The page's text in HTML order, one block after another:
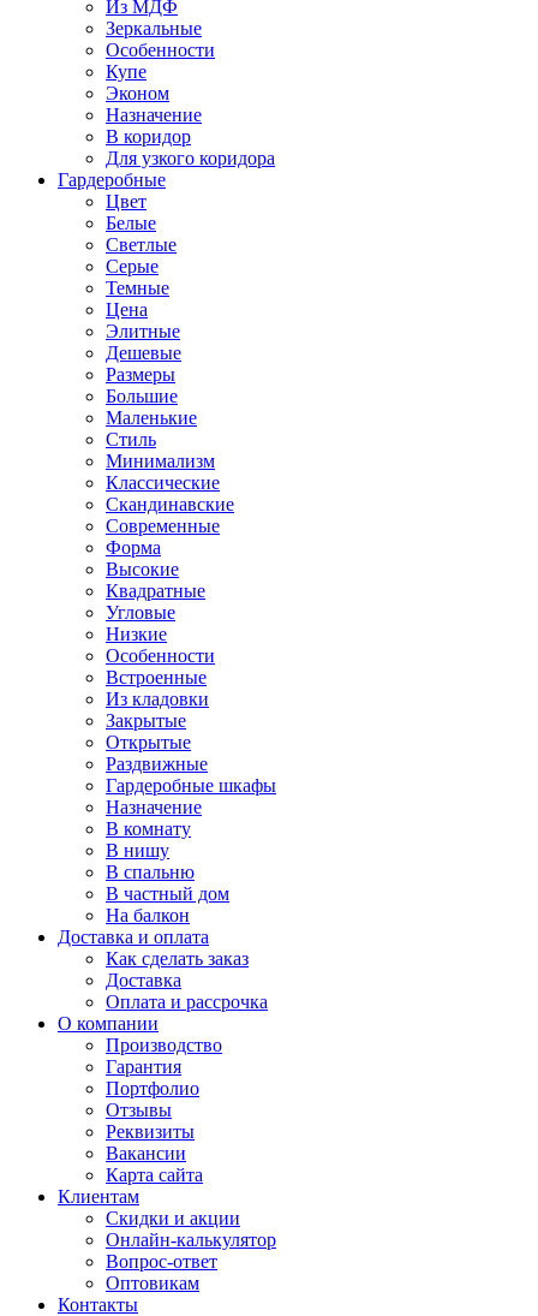
Из МДФ
Зеркальные
Особенности
Купе
Эконом
Назначение
В коридор
Для узкого коридора
Гардеробные
Цвет
Белые
Светлые
Серые
Темные
Цена
Элитные
Дешевые
Размеры
Большие
Маленькие
Стиль
Минимализм
Классические
Скандинавские
Современные
Форма
Высокие
Квадратные
Угловые
Низкие
Особенности
Встроенные
Из кладовки
Закрытые
Открытые
Раздвижные
Гардеробные шкафы
Назначение
В комнату
В нишу
В спальню
В частный дом
На балкон
Доставка и оплата
Как сделать заказ
Доставка
Оплата и рассрочка
О компании
Производство
Гарантия
Портфолио
Отзывы
Реквизиты
Вакансии
Карта сайта
Клиентам
Скидки и акции
Онлайн-калькулятор
Вопрос-ответ
Оптовикам
Контакты